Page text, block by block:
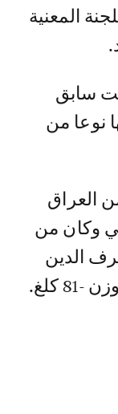
المعنية
سابق
نوعا من
العراق
وكان من
الدين
كلغ.